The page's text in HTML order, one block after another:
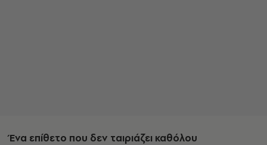
Ένα επίθετο που δεν ταιριάζει καθόλου